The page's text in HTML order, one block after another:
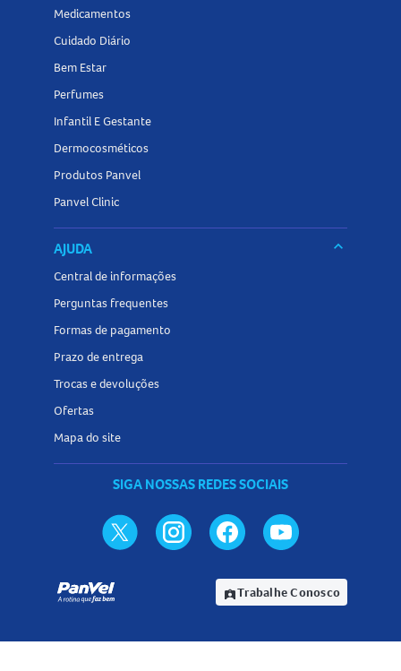
Conheça outros produtos da categoria
Panvel Farmácias e encontre tudo o que precisa para
cuidar da sua saúde!
Medicamentos
Cuidado Diário
Bem Estar
Perfumes
Infantil E Gestante
Dermocosméticos
Produtos Panvel
Panvel Clinic
AJUDA keyboard_arrow_down
Central de informações
Perguntas frequentes
Formas de pagamento
Prazo de entrega
Trocas e devoluções
Ofertas
Mapa do site
SIGA NOSSAS REDES SOCIAIS
assignment_indTrabalhe Conosco